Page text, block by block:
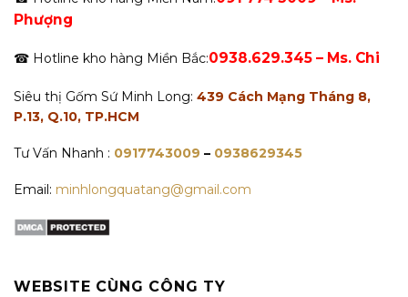
Phượng
☎ Hotline kho hàng Miền Bắc:0938.629.345 – Ms. Chi
Siêu thị Gốm Sứ Minh Long: 439 Cách Mạng Tháng 8,
P.13, Q.10, TP.HCM
Tư Vấn Nhanh : 0917743009 – 0938629345
Email: minhlongquatang@gmail.com
WEBSITE CÙNG CÔNG TY